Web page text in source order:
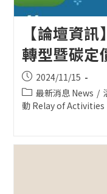
【論壇資
轉型暨碳定
Post
published:
2024/11/15
Post
category:
最新消息 News /
動 Relay of Activities